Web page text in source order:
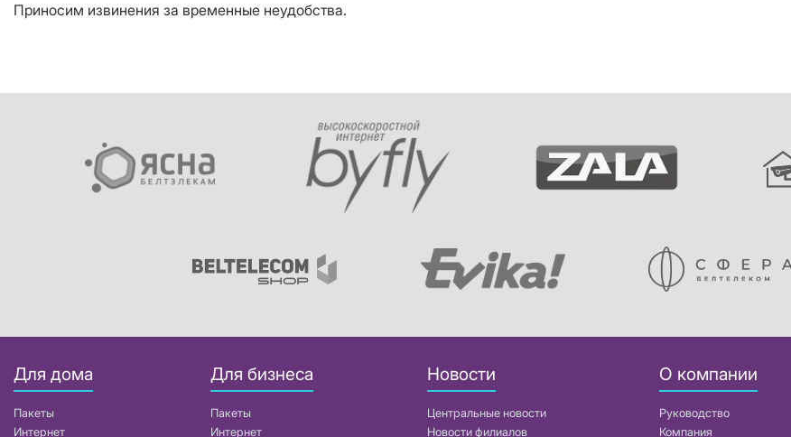
Приносим извинения за временные неудобства.
Для дома
Пакеты
Интернет
Для бизнеса
Пакеты
Интернет
Новости
Центральные новости
Новости филиалов
О компании
Руководство
Компания